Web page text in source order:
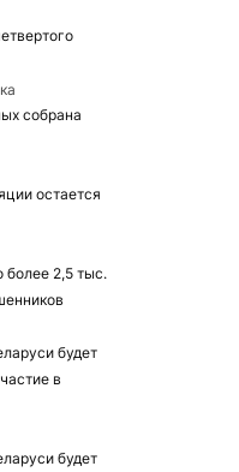
собрана
остается
более 2,5 тыс.
будет
в
будет